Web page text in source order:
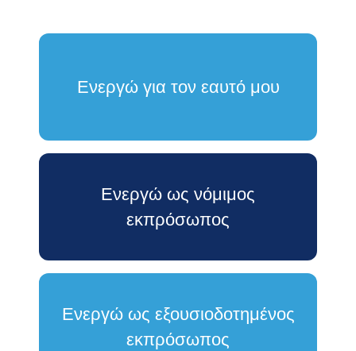
Ενεργώ για τον εαυτό μου
Ενεργώ ως νόμιμος
εκπρόσωπος
Ενεργώ ως εξουσιοδοτημένος
εκπρόσωπος